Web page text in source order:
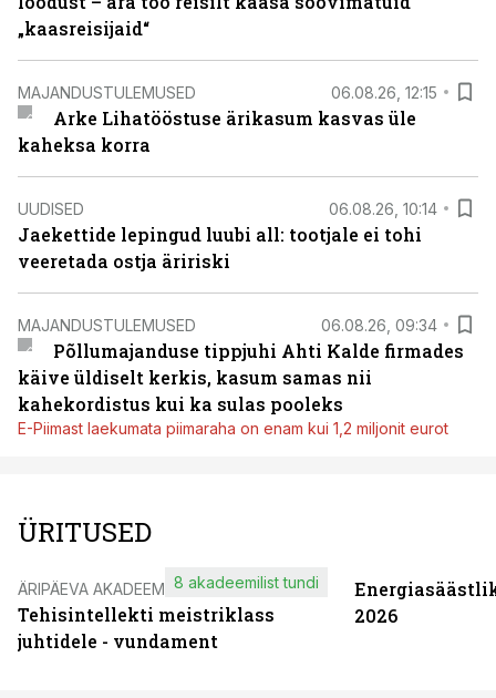
„kaasreisijaid“
MAJANDUSTULEMUSED 06.08.26, 12:15
Arke Lihatööstuse ärikasum kasvas üle
kaheksa korra
UUDISED 06.08.26, 10:14
Jaekettide lepingud luubi all: tootjale ei tohi
veeretada ostja äririski
MAJANDUSTULEMUSED 06.08.26, 09:34
Põllumajanduse tippjuhi Ahti Kalde firmades
käive üldiselt kerkis, kasum samas nii
kahekordistus kui ka sulas pooleks
E-Piimast laekumata piimaraha on enam kui 1,2 miljonit eurot
ÜRITUSED
ÄRIPÄEVA AKADEEMIA
Tehisintellekti meistriklass
juhtidele - vundament
8 akadeemilist tundi
2026